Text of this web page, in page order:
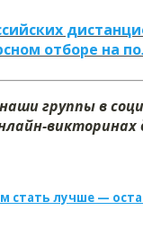
отборе на
группы в
викторинах
стать лучше —